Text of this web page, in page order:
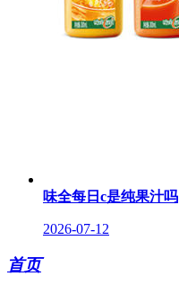
味全每日c是纯果汁吗
2026-07-12
首页